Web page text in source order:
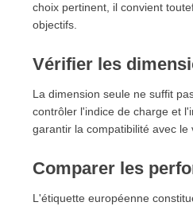
choix pertinent, il convient
objectifs.
Vérifier les
La dimension seule ne suffit
contrôler l'indice de charge et
garantir la compatibilité avec le
Comparer les
L'étiquette européenne